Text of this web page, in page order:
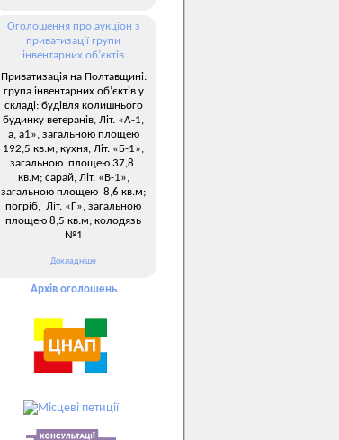
Оголошення про аукціон з
приватизації групи
інвентарних об’єктів
Приватизація на Полтавщині:
група інвентарних об’єктів у
складі: будівля колишнього
будинку ветеранів, Літ. «А-1,
а, а1», загальною площею
192,5 кв.м; кухня, Літ. «Б-1»,
загальною площею 37,8
кв.м; сарай, Літ. «В-1»,
загальною площею 8,6 кв.м;
погріб, Літ. «Г», загальною
площею 8,5 кв.м; колодязь
№1
Докладніше
Архів оголошень